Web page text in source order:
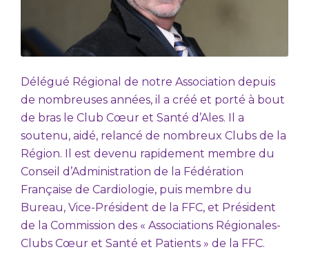
Délégué Régional de notre Association depuis
de nombreuses années, il a créé et porté à bout
de bras le Club Cœur et Santé d’Ales. Il a
soutenu, aidé, relancé de nombreux Clubs de la
Région. Il est devenu rapidement membre du
Conseil d’Administration de la Fédération
Française de Cardiologie, puis membre du
Bureau, Vice-Président de la FFC, et Président
de la Commission des « Associations Régionales-
Clubs Cœur et Santé et Patients » de la FFC.